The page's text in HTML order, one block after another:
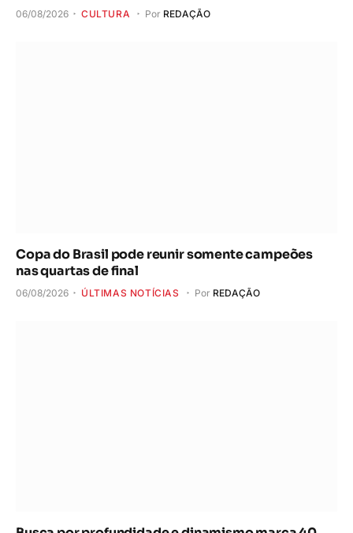
06/08/2026 CULTURA Por REDAÇÃO
Copa do Brasil pode reunir somente campeões
nas quartas de final
06/08/2026 ÚLTIMAS NOTÍCIAS Por REDAÇÃO